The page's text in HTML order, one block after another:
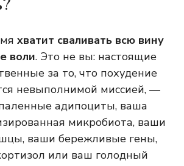
хватит сваливать всю вину
воли. Это не вы: настоящие
за то, что похудение
невыполнимой миссией, —
адипоциты, ваша
микробиота, ваши
ваши бережливые гены,
или ваш голодный